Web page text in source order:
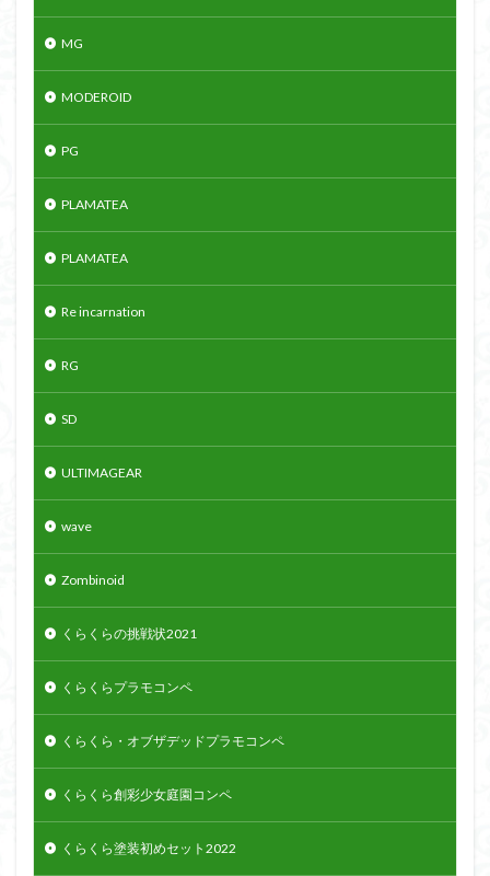
MG
MODEROID
PG
PLAMATEA
PLAMATEA
Re incarnation
RG
SD
ULTIMAGEAR
wave
Zombinoid
くらくらの挑戦状2021
くらくらプラモコンペ
くらくら・オブザデッドプラモコンペ
くらくら創彩少女庭園コンペ
くらくら塗装初めセット2022